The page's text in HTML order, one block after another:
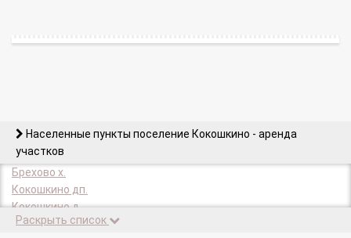
Населенные пункты поселение Кокошкино - аренда
участков
Брехово х.
Кокошкино дп.
Кокошкино д.
Назарьевское лесн-во п.
Раскрыть список